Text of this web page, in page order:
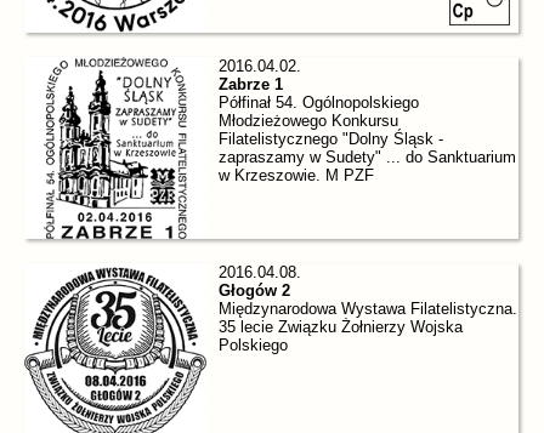
2016.04.02.
Zabrze 1
Półfinał 54. Ogólnopolskiego
Młodzieżowego Konkursu
Filatelistycznego "Dolny Śląsk -
zapraszamy w Sudety" ... do Sanktuarium
w Krzeszowie. M PZF
2016.04.08.
Głogów 2
Międzynarodowa Wystawa Filatelistyczna.
35 lecie Związku Żołnierzy Wojska
Polskiego